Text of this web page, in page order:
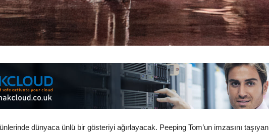
dünyaca ünlü bir gösteriyi ağırlayacak. Peeping Tom’un imzasını taşıyan